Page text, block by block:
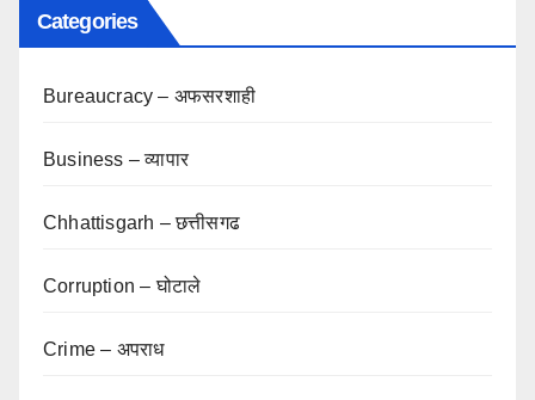
Categories
Bureaucracy – अफसरशाही
Business – व्यापार
Chhattisgarh – छत्तीसगढ
Corruption – घोटाले
Crime – अपराध